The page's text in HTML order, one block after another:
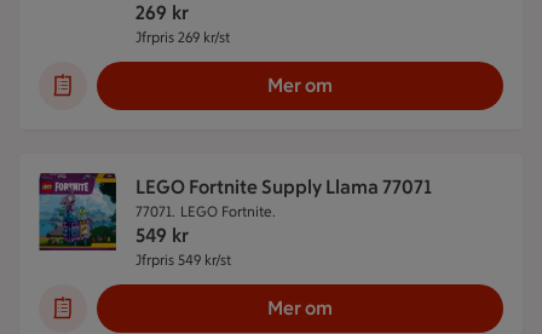
269 kr
Jfrpris 269 kr/st
Mer om
LEGO Fortnite Supply Llama 77071
77071. LEGO Fortnite.
549 kr
Jfrpris 549 kr/st
Mer om